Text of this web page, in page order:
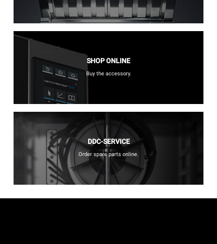
SHOP ONLINE
Buy the accessory.
DDC-SERVICE
Order spare parts online.